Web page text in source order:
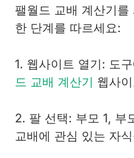
팰월드 교배 계산기
한 단계를 따르세요:
1. 웹사이트 열기: 도
드 교배 계산기 웹사
2. 팔 선택: 부모 1, 부
교배에 관심 있는 자